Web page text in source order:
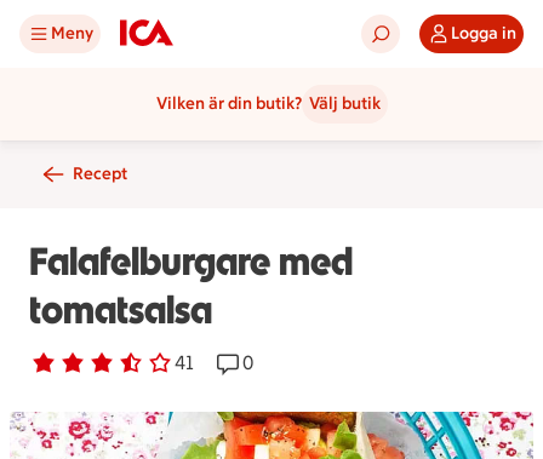
Meny Logga in
Vilken är din butik? Välj butik
Recept
Falafelburgare med
tomatsalsa
Betyg 3.7 av 5. 41
41 personer har röstatReceptet har 0 kommentarer
0